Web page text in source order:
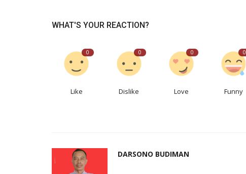
WHAT'S YOUR REACTION?
0
Like
0
Dislike
0
Love
0
Funny
DARSONO BUDIMAN